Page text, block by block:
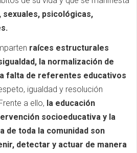
psicológicas,
raíces estructurales
la normalización de
falta de referentes educativos
igualdad y resolución
a ello, la educación
socioeducativa y la
de toda la comunidad son
detectar y actuar de manera